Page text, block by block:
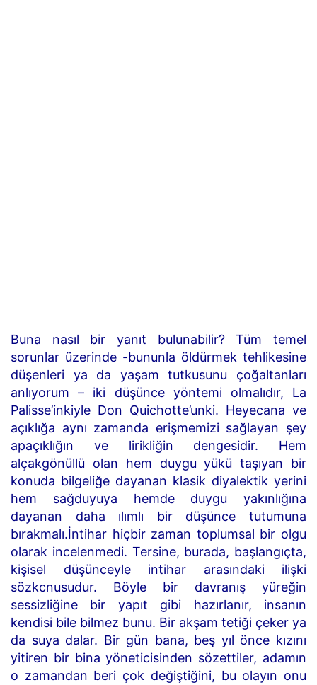
Buna nasıl bir yanıt bulunabilir? Tüm temel
sorunlar üzerinde -bununla öldürmek tehlikesine
düşenleri ya da yaşam tutkusunu çoğaltanları
anlıyorum – iki düşünce yöntemi olmalıdır, La
Palisse’inkiyle Don Quichotte’unki. Heyecana ve
açıklığa aynı zamanda erişmemizi sağlayan şey
apaçıklığın ve lirikliğin dengesidir. Hem
alçakgönüllü olan hem duygu yükü taşıyan bir
konuda bilgeliğe dayanan klasik diyalektik yerini
hem sağduyuya hemde duygu yakınlığına
dayanan daha ılımlı bir düşünce tutumuna
bırakmalı.İntihar hiçbir zaman toplumsal bir olgu
olarak incelenmedi. Tersine, burada, başlangıçta,
kişisel düşünceyle intihar arasındaki ilişki
sözkcnusudur. Böyle bir davranış yüreğin
sessizliğine bir yapıt gibi hazırlanır, insanın
kendisi bile bilmez bunu. Bir akşam tetiği çeker ya
da suya dalar. Bir gün bana, beş yıl önce kızını
yitiren bir bina yöneticisinden sözettiler, adamın
o zamandan beri çok değiştiğini, bu olayın onu